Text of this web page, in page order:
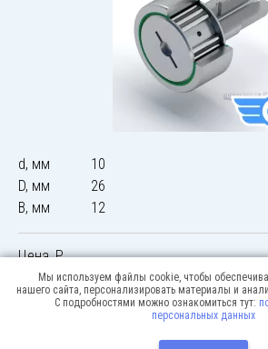
d, мм
10
D, мм
26
B, мм
12
Цена, Р
Мы используем файлы cookie, чтобы
нашего сайта, персонализировать материалы и
С подробностями можно ознакомиться тут:
персональных данных